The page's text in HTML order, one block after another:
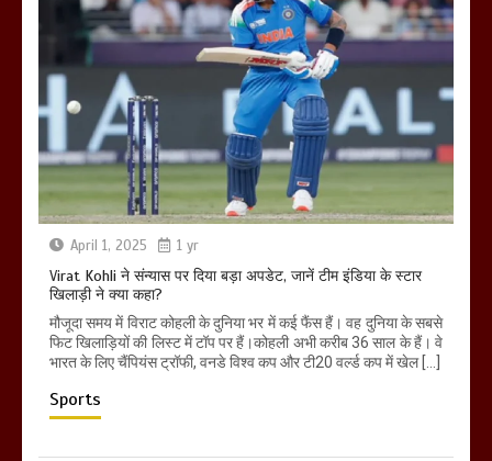
April 1, 2025 1 yr
Virat Kohli ने संन्यास पर दिया बड़ा अपडेट, जानें टीम इंडिया के स्टार
खिलाड़ी ने क्या कहा?
मौजूदा समय में विराट कोहली के दुनिया भर में कई फैंस हैं। वह दुनिया के सबसे
फिट खिलाड़ियों की लिस्ट में टॉप पर हैं।कोहली अभी करीब 36 साल के हैं। वे
भारत के लिए चैंपियंस ट्रॉफी, वनडे विश्व कप और टी20 वर्ल्ड कप में खेल […]
Sports